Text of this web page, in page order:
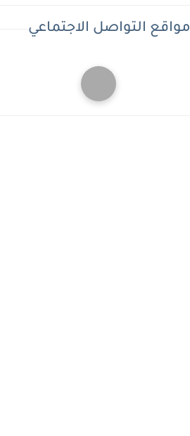
مواقع التواصل الاجتماعي